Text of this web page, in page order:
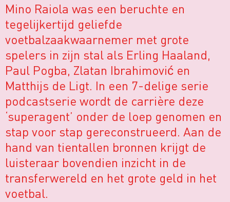
Mino Raiola was een beruchte en
tegelijkertijd geliefde
voetbalzaakwaarnemer met grote
spelers in zijn stal als Erling Haaland,
Paul Pogba, Zlatan Ibrahimović en
Matthijs de Ligt. In een 7-delige serie
podcastserie wordt de carrière deze
‘superagent’ onder de loep genomen en
stap voor stap gereconstrueerd. Aan de
hand van tientallen bronnen krijgt de
luisteraar bovendien inzicht in de
transferwereld en het grote geld in het
voetbal.